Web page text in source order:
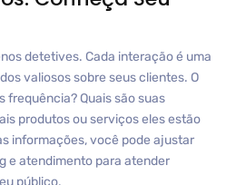
detetives. Cada interação é uma
valiosos sobre seus clientes. O
frequência? Quais são suas
produtos ou serviços eles estão
informações, você pode ajustar
e atendimento para atender